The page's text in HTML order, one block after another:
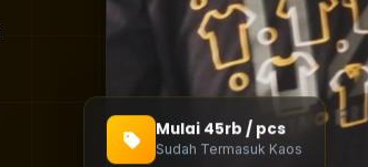
Mulai 45rb / pcs
Sudah Termasuk Kaos